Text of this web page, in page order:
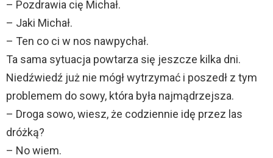
– Pozdrawia cię Michał.
– Jaki Michał.
– Ten co ci w nos nawpychał.
Ta sama sytuacja powtarza się jeszcze kilka dni.
Niedźwiedź już nie mógł wytrzymać i poszedł z tym
problemem do sowy, która była najmądrzejsza.
– Droga sowo, wiesz, że codziennie idę przez las
dróżką?
– No wiem.